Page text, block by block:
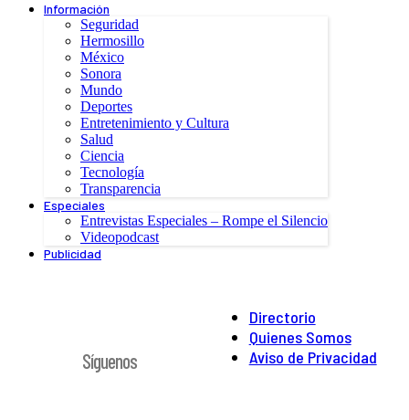
Información
Seguridad
Hermosillo
México
Sonora
Mundo
Deportes
Entretenimiento y Cultura
Salud
Ciencia
Tecnología
Transparencia
Especiales
Entrevistas Especiales – Rompe el Silencio
Videopodcast
Publicidad
Directorio
Quienes Somos
Aviso de Privacidad
Síguenos